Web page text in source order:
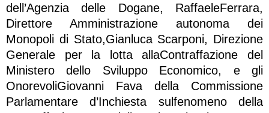
dell’Agenzia delle Dogane, RaffaeleFerrara,
Direttore Amministrazione autonoma dei
Monopoli di Stato,Gianluca Scarponi, Direzione
Generale per la lotta allaContraffazione del
Ministero dello Sviluppo Economico, e gli
OnorevoliGiovanni Fava della Commissione
Parlamentare d’Inchiesta sulfenomeno della